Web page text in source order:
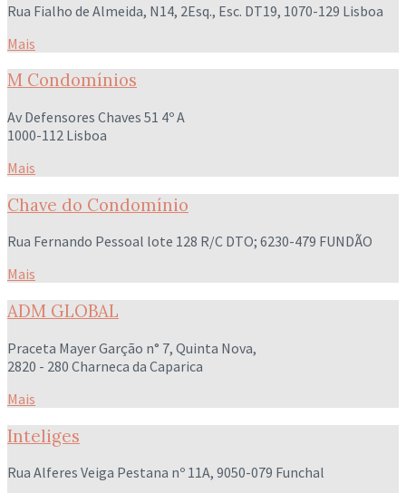
Rua Fialho de Almeida, N14, 2Esq., Esc. DT19, 1070-129 Lisboa
Mais
M Condomínios
Av Defensores Chaves 51 4º A
1000-112 Lisboa
Mais
Chave do Condomínio
Rua Fernando Pessoal lote 128 R/C DTO; 6230-479 FUNDÃO
Mais
ADM GLOBAL
Praceta Mayer Garção n° 7, Quinta Nova,
2820 - 280 Charneca da Caparica
Mais
Inteliges
Rua Alferes Veiga Pestana nº 11A, 9050-079 Funchal